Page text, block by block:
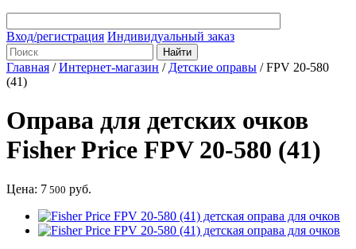
Вход/регистрация Индивидуальный заказ
Главная /Интернет-магазин / Детские оправы /FPV 20-580
(41)
Оправа для детских очков
Fisher Price FPV 20-580 (41)
Цена: 7 500 руб.